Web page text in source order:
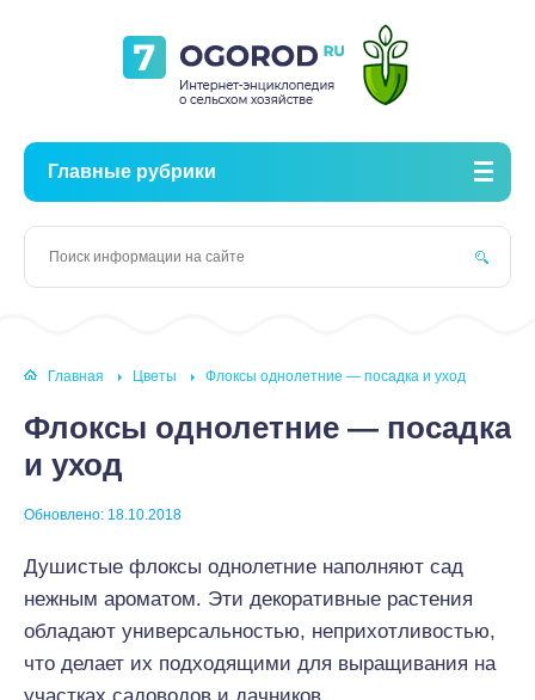
Главные рубрики
Главная Цветы Флоксы однолетние — посадка и уход
Флоксы однолетние — посадка
и уход
Обновлено: 18.10.2018
Душистые флоксы однолетние наполняют сад
нежным ароматом. Эти декоративные растения
обладают универсальностью, неприхотливостью,
что делает их подходящими для выращивания на